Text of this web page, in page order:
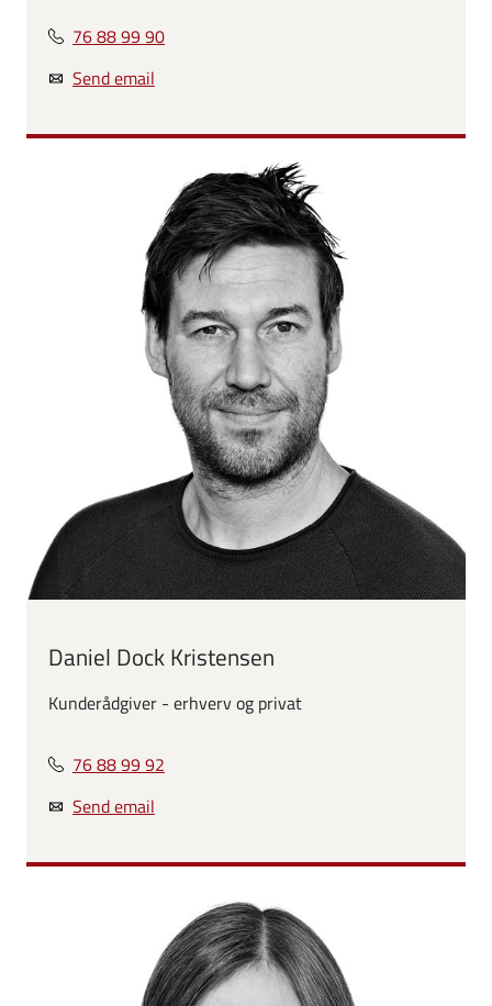
76 88 99 90
Send email
Daniel Dock Kristensen
Kunderådgiver - erhverv og privat
76 88 99 92
Send email